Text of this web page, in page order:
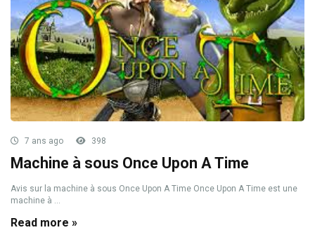
7 ans ago 398
Machine à sous Once Upon A Time
Avis sur la machine à sous Once Upon A Time Once Upon A Time est une
machine à ...
Read more »